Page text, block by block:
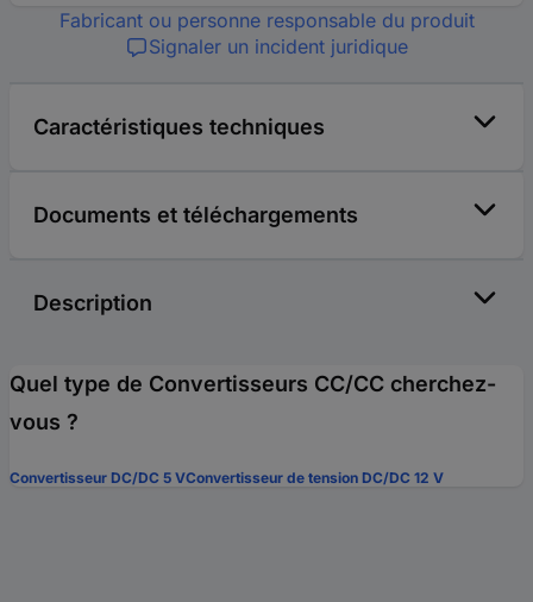
Fabricant ou personne responsable du produit
Signaler un incident juridique
Caractéristiques techniques
Documents et téléchargements
Description
Quel type de Convertisseurs CC/CC cherchez-
vous ?
Convertisseur DC/DC 5 VConvertisseur de tension DC/DC 12 V